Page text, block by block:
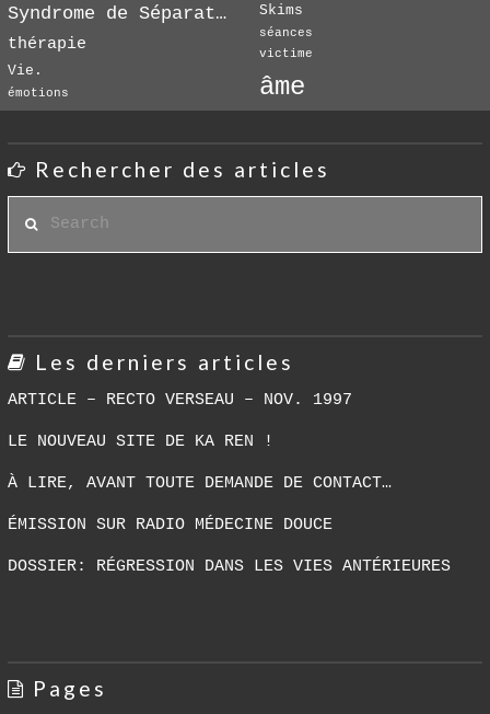
Skims
Syndrome de Séparation
séances
thérapie
victime
Vie.
âme
émotions
Rechercher des articles
Les derniers articles
ARTICLE – RECTO VERSEAU – NOV. 1997
LE NOUVEAU SITE DE KA REN !
À LIRE, AVANT TOUTE DEMANDE DE CONTACT…
ÉMISSION SUR RADIO MÉDECINE DOUCE
DOSSIER: RÉGRESSION DANS LES VIES ANTÉRIEURES
Pages